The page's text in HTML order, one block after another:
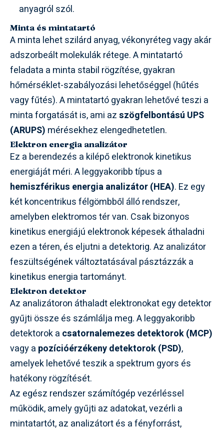
anyagról szól.
Minta és mintatartó
A minta lehet szilárd anyag, vékonyréteg vagy akár
adszorbeált molekulák rétege. A mintatartó
feladata a minta stabil rögzítése, gyakran
hőmérséklet-szabályozási lehetőséggel (hűtés
vagy fűtés). A mintatartó gyakran lehetővé teszi a
minta forgatását is, ami azszögfelbontású UPS
(ARUPS) mérésekhez elengedhetetlen.
Elektron energia analizátor
Ez a berendezés a kilépő elektronok kinetikus
energiáját méri. A leggyakoribb típus a
hemiszférikus energia analizátor (HEA). Ez egy
két koncentrikus félgömbből álló rendszer,
amelyben elektromos tér van. Csak bizonyos
kinetikus energiájú elektronok képesek áthaladni
ezen a téren, és eljutni a detektorig. Az analizátor
feszültségének változtatásával pásztázzák a
kinetikus energia tartományt.
Elektron detektor
Az analizátoron áthaladt elektronokat egy detektor
gyűjti össze és számlálja meg. A leggyakoribb
detektorok a csatornalemezes detektorok (MCP)
vagy a pozícióérzékeny detektorok (PSD),
amelyek lehetővé teszik a spektrum gyors és
hatékony rögzítését.
Az egész rendszer számítógép vezérléssel
működik, amely gyűjti az adatokat, vezérli a
mintatartót, az analizátort és a fényforrást,